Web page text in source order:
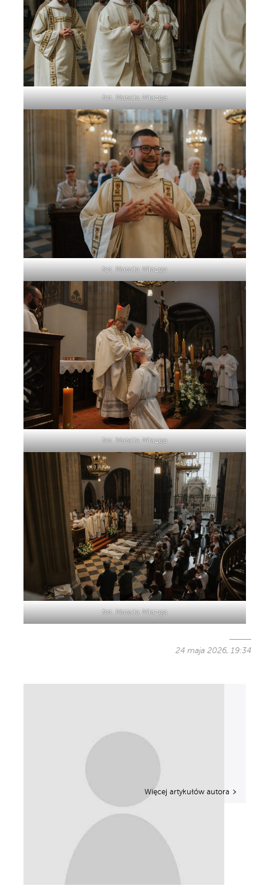
fot. Natalia Miazga
fot. Natalia Miazga
fot. Natalia Miazga
fot. Natalia Miazga
24 maja 2026, 19:34
Więcej artykułów autora